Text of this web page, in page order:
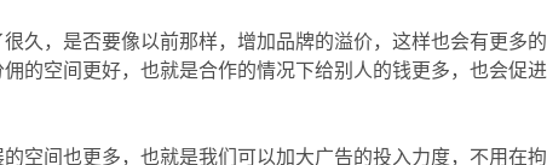
久，是否要像以前那样，增加品牌的溢价，这样也会有更多的
的空间更好，也就是合作的情况下给别人的钱更多，也会促
空间也更多，也就是我们可以加大广告的投入力度，不用在